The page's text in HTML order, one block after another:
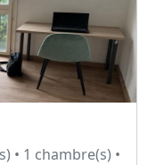
• 1 chambre(s) •